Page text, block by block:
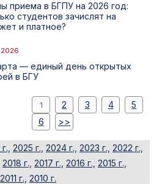
приема в БГПУ на 2026 год:
студентов зачислят на
и платное?
— единый день открытых
в БГУ
1 2 3 4
5
6
>>
2025 г., 2024 г., 2023 г., 2022 г.,
2018 г., 2017 г., 2016 г., 2015 г.,
2011 г., 2010 г.